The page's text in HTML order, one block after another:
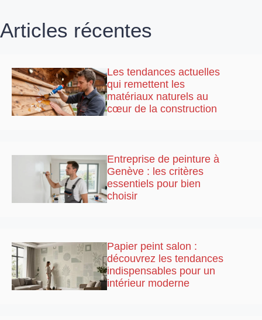
Articles récentes
Les tendances actuelles
qui remettent les
matériaux naturels au
cœur de la construction
Entreprise de peinture à
Genève : les critères
essentiels pour bien
choisir
Papier peint salon :
découvrez les tendances
indispensables pour un
intérieur moderne